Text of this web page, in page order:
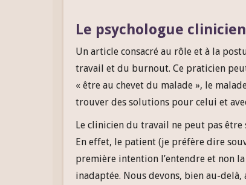
Le psychologue
Un article consacré au rôle et à la
travail et du burnout. Ce praticien
« être au chevet du malade », le
trouver des solutions pour celui et
Le clinicien du travail ne peut pas être
En effet, le patient (je préfère dire
première intention l’entendre et non
inadaptée. Nous devons, bien au-delà,